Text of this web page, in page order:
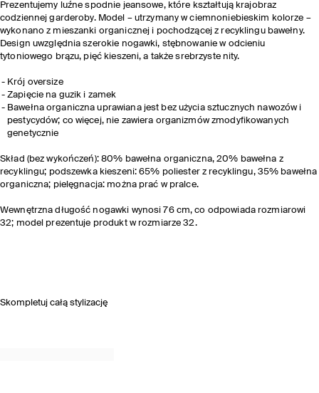
Prezentujemy luźne spodnie jeansowe, które kształtują krajobraz
codziennej garderoby. Model – utrzymany w ciemnoniebieskim kolorze –
wykonano z mieszanki organicznej i pochodzącej z recyklingu bawełny.
Design uwzględnia szerokie nogawki, stębnowanie w odcieniu
tytoniowego brązu, pięć kieszeni, a także srebrzyste nity.
Krój oversize
Zapięcie na guzik i zamek
Bawełna organiczna uprawiana jest bez użycia sztucznych nawozów i
pestycydów; co więcej, nie zawiera organizmów zmodyfikowanych
genetycznie
Skład (bez wykończeń): 80% bawełna organiczna, 20% bawełna z
recyklingu; podszewka kieszeni: 65% poliester z recyklingu, 35% bawełna
organiczna; pielęgnacja: można prać w pralce.
Wewnętrzna długość nogawki wynosi 76 cm, co odpowiada rozmiarowi
32; model prezentuje produkt w rozmiarze 32.
Skompletuj całą stylizację